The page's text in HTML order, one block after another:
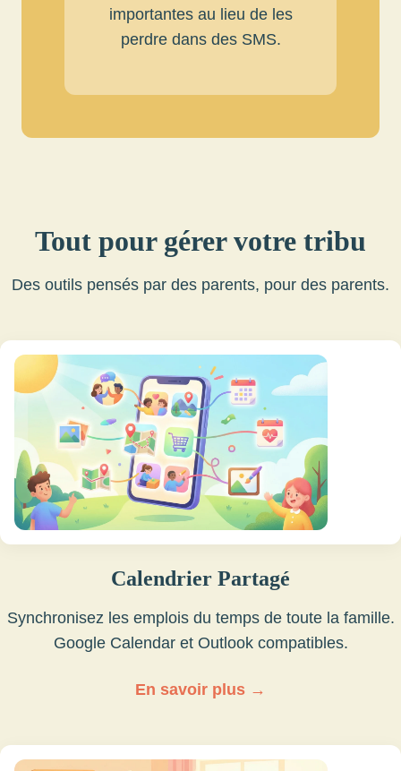
importantes au lieu de les
perdre dans des SMS.
Tout pour gérer votre tribu
Des outils pensés par des parents, pour des parents.
Calendrier Partagé
Synchronisez les emplois du temps de toute la famille.
Google Calendar et Outlook compatibles.
En savoir plus →